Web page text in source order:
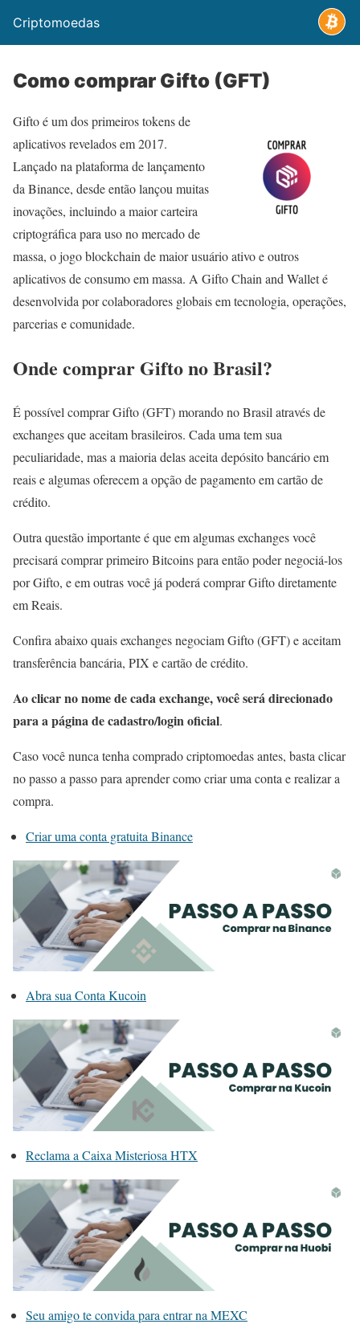
Criptomoedas
Como comprar Gifto (GFT)
Gifto é um dos primeiros tokens de
aplicativos revelados em 2017.
Lançado na plataforma de lançamento
da Binance, desde então lançou muitas
inovações, incluindo a maior carteira
criptográfica para uso no mercado de
massa, o jogo blockchain de maior usuário ativo e outros
aplicativos de consumo em massa. A Gifto Chain and Wallet é
desenvolvida por colaboradores globais em tecnologia, operações,
parcerias e comunidade.
Onde comprar Gifto no Brasil?
É possível comprar Gifto (GFT) morando no Brasil através de
exchanges que aceitam brasileiros. Cada uma tem sua
peculiaridade, mas a maioria delas aceita depósito bancário em
reais e algumas oferecem a opção de pagamento em cartão de
crédito.
Outra questão importante é que em algumas exchanges você
precisará comprar primeiro Bitcoins para então poder negociá-los
por Gifto, e em outras você já poderá comprar Gifto diretamente
em Reais.
Confira abaixo quais exchanges negociam Gifto (GFT) e aceitam
transferência bancária, PIX e cartão de crédito.
Ao clicar no nome de cada exchange, você será direcionado
para a página de cadastro/login oficial.
Caso você nunca tenha comprado criptomoedas antes, basta clicar
no passo a passo para aprender como criar uma conta e realizar a
compra.
Criar uma conta gratuita Binance
Abra sua Conta Kucoin
Reclama a Caixa Misteriosa HTX
Seu amigo te convida para entrar na MEXC